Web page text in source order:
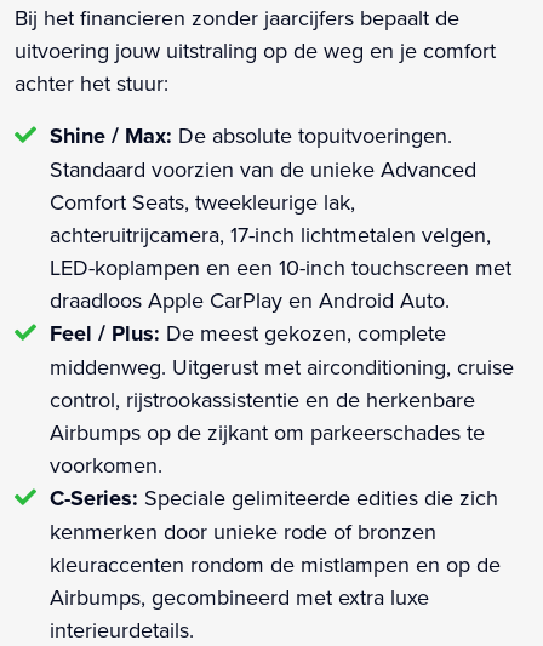
Bij het financieren zonder jaarcijfers bepaalt de
uitvoering jouw uitstraling op de weg en je comfort
achter het stuur:
Shine / Max: De absolute topuitvoeringen.
Standaard voorzien van de unieke Advanced
Comfort Seats, tweekleurige lak,
achteruitrijcamera, 17-inch lichtmetalen velgen,
LED-koplampen en een 10-inch touchscreen met
draadloos Apple CarPlay en Android Auto.
Feel / Plus: De meest gekozen, complete
middenweg. Uitgerust met airconditioning, cruise
control, rijstrookassistentie en de herkenbare
Airbumps op de zijkant om parkeerschades te
voorkomen.
C-Series: Speciale gelimiteerde edities die zich
kenmerken door unieke rode of bronzen
kleuraccenten rondom de mistlampen en op de
Airbumps, gecombineerd met extra luxe
interieurdetails.